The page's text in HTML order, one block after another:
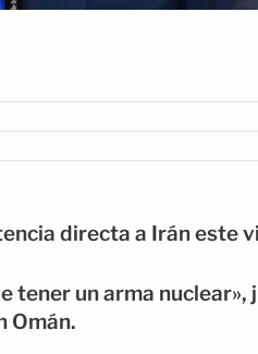
directa a Irán este
tener un arma nuclear»,
Omán.